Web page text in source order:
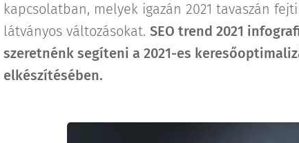
kapcsolatban, melyek igazán 2021 tavaszán
látványos változásokat. SEO trend 2021 i
szeretnénk segíteni a 2021-es
elkészítésében.